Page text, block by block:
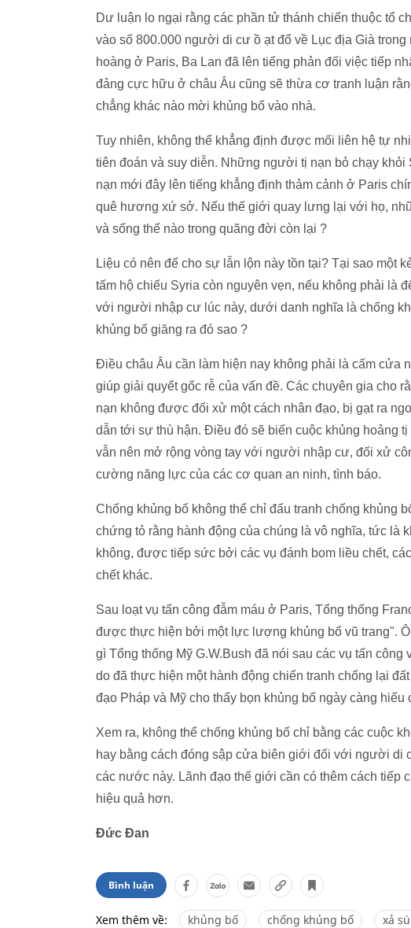
Dư luận lo ngại rằng các phần tử thánh chiến thuộc tổ
vào số 800.000 người di cư ồ ạt đổ về Lục địa Già
hoàng ở Paris, Ba Lan đã lên tiếng phản đối việc tiếp
đảng cực hữu ở châu Âu cũng sẽ thừa cơ tranh luận
chẳng khác nào mời khủng bố vào nhà.
Tuy nhiên, không thể khẳng định được mối liên hệ tự
tiên đoán và suy diễn. Những người tị nạn bỏ chạy
nạn mới đây lên tiếng khẳng định thảm cảnh ở Paris
quê hương xứ sở. Nếu thế giới quay lưng lại với họ,
và sống thế nào trong quãng đời còn lại ?
Liệu có nên để cho sự lẫn lộn này tồn tại? Tại sao một
tấm hộ chiếu Syria còn nguyên vẹn, nếu không phải là
với người nhập cư lúc này, dưới danh nghĩa là chống
khủng bố giăng ra đó sao ?
Điều châu Âu cần làm hiện nay không phải là cấm cửa
giúp giải quyết gốc rễ của vấn đề. Các chuyên gia cho
nạn không được đối xử một cách nhân đạo, bị gạt ra
dẫn tới sự thù hận. Điều đó sẽ biến cuộc khủng hoảng
vẫn nên mở rộng vòng tay với người nhập cư, đối xử
cường năng lực của các cơ quan an ninh, tình báo.
Chống khủng bố không thể chỉ đấu tranh chống khủng
chứng tỏ rằng hành động của chúng là vô nghĩa, tức là
không, được tiếp sức bởi các vụ đánh bom liều chết,
chết khác.
Sau loạt vụ tấn công đẫm máu ở Paris, Tổng thống
được thực hiện bởi một lực lượng khủng bố vũ trang".
gì Tổng thống Mỹ G.W.Bush đã nói sau các vụ tấn
do đã thực hiện một hành động chiến tranh chống lại
đạo Pháp và Mỹ cho thấy bọn khủng bố ngày càng hiếu
Xem ra, không thể chống khủng bố chỉ bằng các cuộc
hay bằng cách đóng sập cửa biên giới đối với người di
các nước này. Lãnh đạo thế giới cần có thêm cách
hiệu quả hơn.
Đức Đan
Bình luận
Xem thêm về: khủng bố chống khủng bố xả